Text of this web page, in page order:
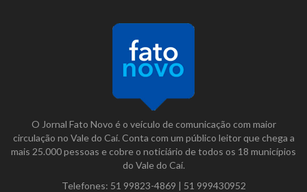
O Jornal Fato Novo é o veículo de comunicação com maior
circulação no Vale do Caí. Conta com um público leitor que chega a
mais 25.000 pessoas e cobre o noticiário de todos os 18 municípios
do Vale do Caí.
Telefones: 51 99823-4869 | 51 999430952